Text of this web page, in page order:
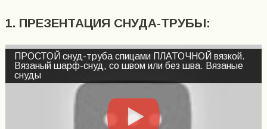
1. ПРЕЗЕНТАЦИЯ СНУДА-ТРУБЫ:
ПРОСТОЙ снуд-труба спицами ПЛАТОЧНОЙ вязкой.
Вязаный шарф-снуд, со швом или без шва. Вязаные
снуды